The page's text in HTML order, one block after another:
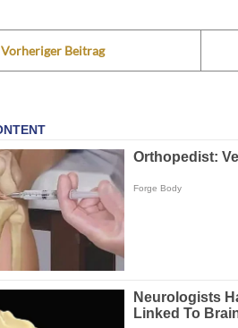
Vorheriger Beitrag